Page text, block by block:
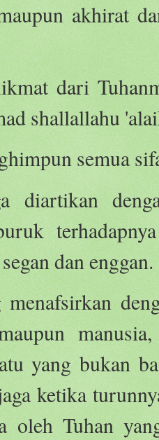
akhirat
dari
shallallahu
semua
diartikan
dan enggan.
menafsirkan
yang bukan
ketika
oleh Tuhan